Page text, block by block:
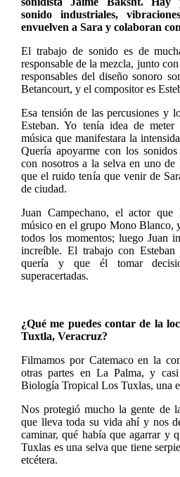
sonido industriales,
envuelven a Sara y colaboran
El trabajo de sonido es de
responsable de la mezcla, junto
responsables del diseño sonoro
Betancourt, y el compositor es
Esa tensión de las percusiones y
Esteban. Yo tenía idea de meter
música que manifestara la
Quería apoyarme con los
con nosotros a la selva en uno
que el ruido tenía que venir de
de ciudad.
Juan Campechano, el actor
músico en el grupo Mono Blanco,
todos los momentos; luego Juan
increíble. El trabajo con
quería y que él tomar
superacertadas.
¿Qué me puedes contar de la
Tuxtla, Veracruz?
Filmamos por Catemaco en la
otras partes en La Palma, y
Biología Tropical Los Tuxlas, una
Nos protegió mucho la gente de
que lleva toda su vida ahí y nos
caminar, qué había que agarrar y
Tuxlas es una selva que tiene
etcétera.